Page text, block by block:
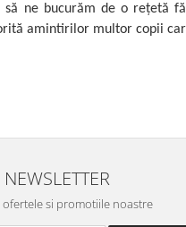
să ne bucurăm de o rețetă
amintirilor multor copii
NEWSLETTER
ofertele si promotiile noastre